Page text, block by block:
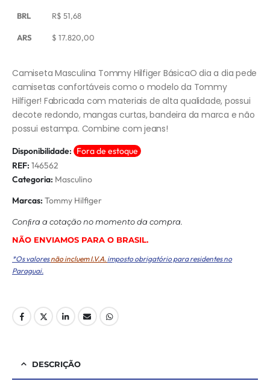
BRL R$ 51,68
ARS $ 17.820,00
Camiseta Masculina Tommy Hilfiger BásicaO dia a dia pede
camisetas confortáveis como o modelo da Tommy
Hilfiger! Fabricada com materiais de alta qualidade, possui
decote redondo, mangas curtas, bandeira da marca e não
possui estampa. Combine com jeans!
Disponibilidade: Fora de estoque
REF: 146562
Categoria: Masculino
Marcas: Tommy Hilfiger
Conﬁra a cotação no momento da compra.
NÃO ENVIAMOS PARA O BRASIL.
*Os valoresnão incluem I.V.A. imposto obrigatório para residentes no
Paraguai.
DESCRIÇÃO